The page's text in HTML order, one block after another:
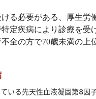
る必要がある、厚生労
定疾病により診療を
全の方で70歳未満の上
いる先天性血液凝固第8因